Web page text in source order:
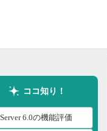
ココ知り！
6.0の機能評価